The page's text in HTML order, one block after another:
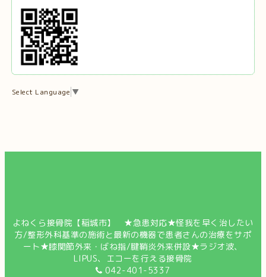
Select Language ▼
よねくら接骨院【稲城市】 ★急患対応★怪我を早く治したい
方/整形外科基準の施術と最新の機器で患者さんの治療をサポ
ート★膝関節外来・ばね指/腱鞘炎外来併設★ラジオ波、
LIPUS、エコーを行える接骨院
042-401-5337